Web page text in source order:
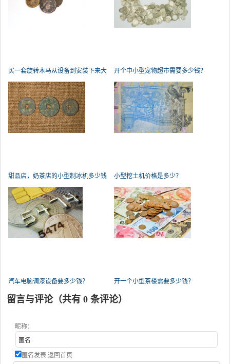
买一套旋转木马从设备到安装下来大 开个中小型宠物超市需要多少钱？
甜品店，奶茶店的小型制冰机多少钱
一
小型挖土机价格是多少？
汽车电脑调漆设备要多少钱？ 开一个小型茶楼需要多少钱？
留言与评论（共有 0 条评论）
昵称：
匿名发表 返回首页